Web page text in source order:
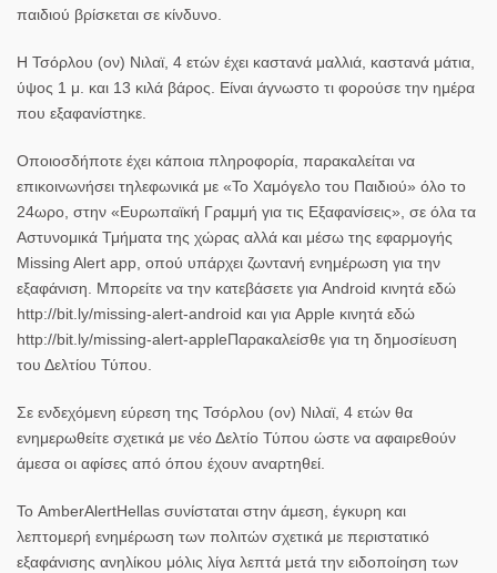
παιδιού βρίσκεται σε κίνδυνο.
Η Τσόρλου (ον) Νιλαϊ, 4 ετών έχει καστανά μαλλιά, καστανά μάτια,
ύψος 1 μ. και 13 κιλά βάρος. Είναι άγνωστο τι φορούσε την ημέρα
που εξαφανίστηκε.
Οποιοσδήποτε έχει κάποια πληροφορία, παρακαλείται να
επικοινωνήσει τηλεφωνικά με «Το Χαμόγελο του Παιδιού» όλο το
24ωρο, στην «Ευρωπαϊκή Γραμμή για τις Εξαφανίσεις», σε όλα τα
Αστυνομικά Τμήματα της χώρας αλλά και μέσω της εφαρμογής
Missing Alert app, οπού υπάρχει ζωντανή ενημέρωση για την
εξαφάνιση. Μπορείτε να την κατεβάσετε για Android κινητά εδώ
http://bit.ly/missing-alert-android και για Apple κινητά εδώ
http://bit.ly/missing-alert-appleΠαρακαλείσθε για τη δημοσίευση
του Δελτίου Τύπου.
Σε ενδεχόμενη εύρεση της Τσόρλου (ον) Νιλαϊ, 4 ετών θα
ενημερωθείτε σχετικά με νέο Δελτίο Τύπου ώστε να αφαιρεθούν
άμεσα οι αφίσες από όπου έχουν αναρτηθεί.
Το AmberAlertHellas συνίσταται στην άμεση, έγκυρη και
λεπτομερή ενημέρωση των πολιτών σχετικά με περιστατικό
εξαφάνισης ανηλίκου μόλις λίγα λεπτά μετά την ειδοποίηση των